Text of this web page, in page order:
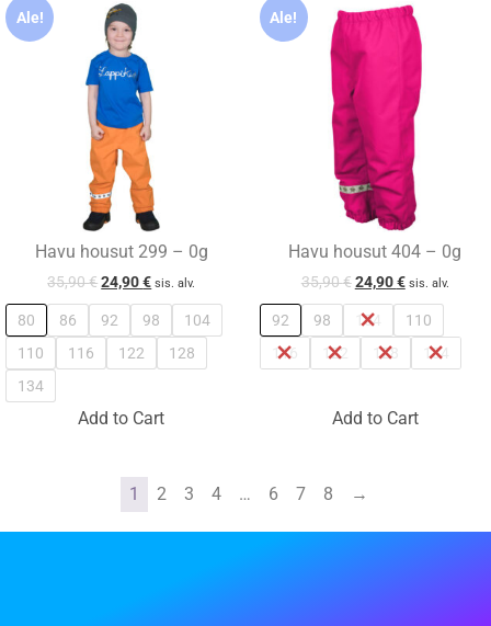
Ale!
Havu housut 299 – 0g
35,90€ 24,90€ sis. alv.
80 86 92 98
104
110
116 122
128
134
Add to Cart
Ale!
Havu housut 404 – 0g
35,90€ 24,90€ sis. alv.
92 98 104
110
116
122 128 134
Add to Cart
1 2 3 4 … 6 7 8 →